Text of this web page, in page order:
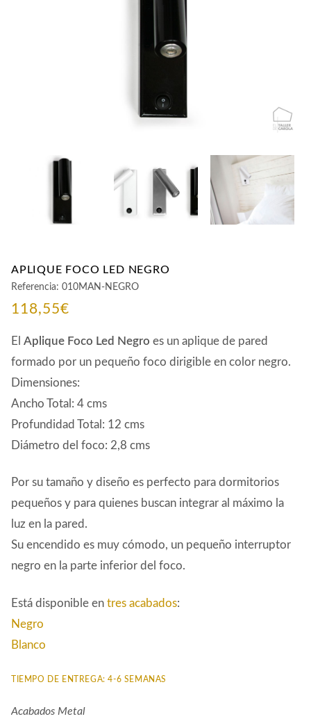
APLIQUE FOCO LED NEGRO
Referencia: 010MAN-NEGRO
118,55€
El Aplique Foco Led Negro es un aplique de pared
formado por un pequeño foco dirigible en color negro.
Dimensiones:
Ancho Total: 4 cms
Profundidad Total: 12 cms
Diámetro del foco: 2,8 cms
Por su tamaño y diseño es perfecto para dormitorios
pequeños y para quienes buscan integrar al máximo la
luz en la pared.
Su encendido es muy cómodo, un pequeño interruptor
negro en la parte inferior del foco.
Está disponible en tres acabados:
Negro
Blanco
TIEMPO DE ENTREGA: 4-6 SEMANAS
Acabados Metal